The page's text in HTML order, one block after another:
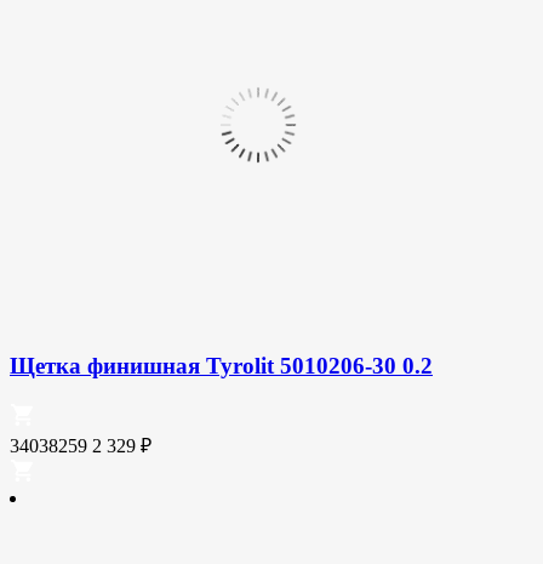
Щетка финишная Tyrolit 5010206-30 0.2
34038259 2 329 ₽